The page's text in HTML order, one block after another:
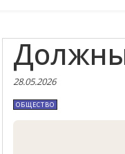
28.05.2026
ОБЩЕСТВО